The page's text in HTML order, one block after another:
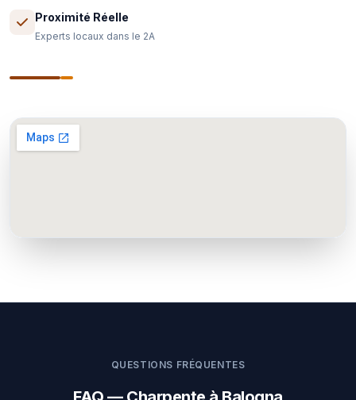
Proximité Réelle
Experts locaux dans le 2A
QUESTIONS FRÉQUENTES